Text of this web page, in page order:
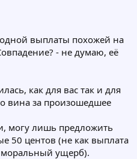
выплаты похожей на
- не думаю, её
как для вас так и для
вина за произошедшее
могу лишь предложить
50 центов (не как выплата
моральный ущерб).